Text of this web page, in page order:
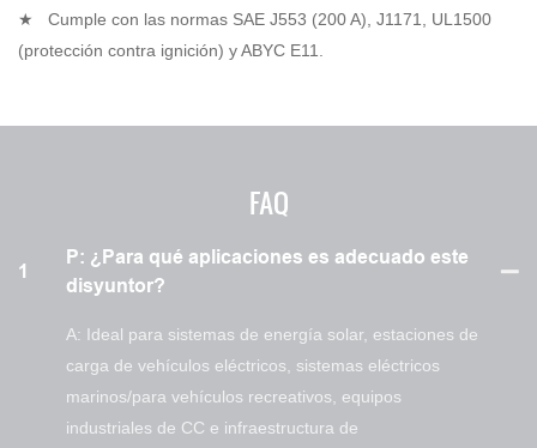
★
Cumple con las normas SAE J553 (200 A), J1171, UL1500
(protección contra ignición) y ABYC E11.
FAQ
1
P: ¿Para qué aplicaciones es adecuado este
disyuntor?
A: Ideal para sistemas de energía solar, estaciones de
carga de vehículos eléctricos, sistemas eléctricos
marinos/para vehículos recreativos, equipos
industriales de CC e infraestructura de